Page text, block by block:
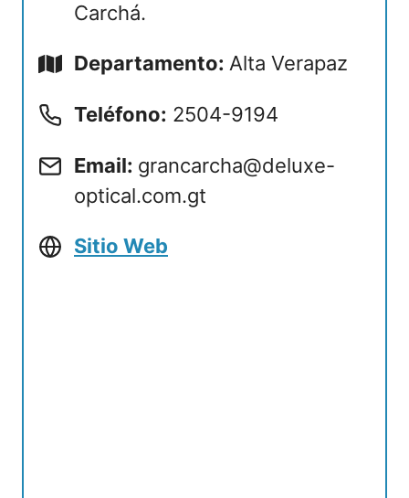
Carchá.
Departamento: Alta Verapaz
Teléfono: 2504-9194
Email: grancarcha@deluxe-
optical.com.gt
Sitio Web